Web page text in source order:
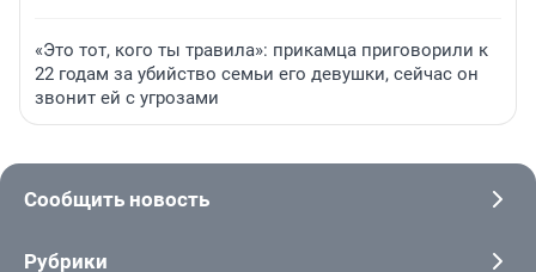
«Это тот, кого ты травила»: прикамца приговорили к
22 годам за убийство семьи его девушки, сейчас он
звонит ей с угрозами
Сообщить новость
Рубрики